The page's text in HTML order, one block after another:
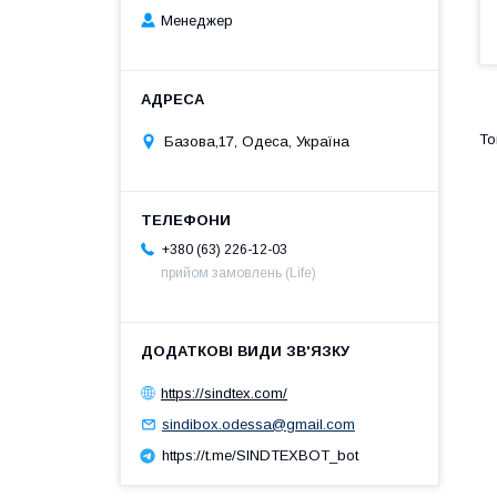
Менеджер
Базова,17, Одеса, Україна
+380 (63) 226-12-03
прийом замовлень (Life)
https://sindtex.com/
sindibox.odessa@gmail.com
https://t.me/SINDTEXBOT_bot